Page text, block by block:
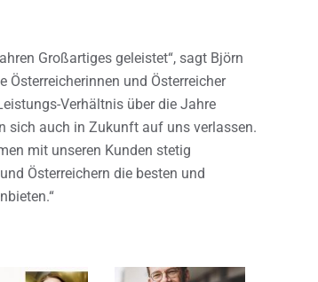
Großartiges geleistet“, sagt Björn
Österreicherinnen und Österreicher
Verhältnis über die Jahre
sich auch in Zukunft auf uns verlassen.
mit unseren Kunden stetig
Österreichern die besten und